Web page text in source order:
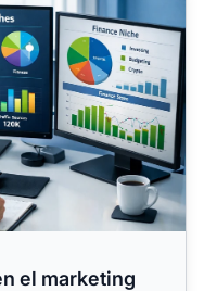
el marketing